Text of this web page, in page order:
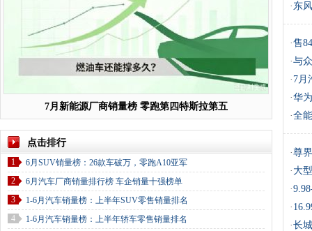
7月新能源厂商销量榜 零跑第四特斯拉第五
点击排行
1
6月SUV销量榜：26款车破万，零跑A10亚军
2
6月汽车厂商销量排行榜 车企销量十强榜单
3
1-6月汽车销量榜：上半年SUV零售销量排名
4
1-6月汽车销量榜：上半年轿车零售销量排名
· 东
·售
·与
· 7月
·华
·全
·尊
· 大
·
·
·长